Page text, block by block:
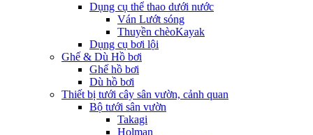
Dụng cụ thể thao dưới nước
Ván Lướt sóng
Thuyền chèoKayak
Dụng cụ bơi lội
Ghế & Dù Hồ bơi
Ghế hồ bơi
Dù hồ bơi
Thiết bị tưới cây sân vườn, cảnh quan
Bộ tưới sân vườn
Takagi
Holman